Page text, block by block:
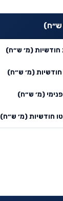
ש״ח)
(מ׳ ש״ח)
(מ׳ ש״ח)
פנימי (מ׳ ש״ח)
חודשיות (מ׳ ש״ח)